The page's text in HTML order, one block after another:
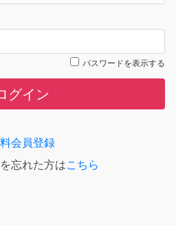
パスワードを表示する
グイン
会員登録
忘れた方はこちら